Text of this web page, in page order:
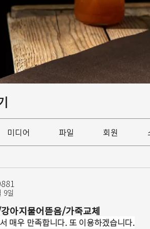
미디어 파일 회원
9일
아지물어뜯음/가죽교체
매우 만족합니다. 또 이용하겠습니다.